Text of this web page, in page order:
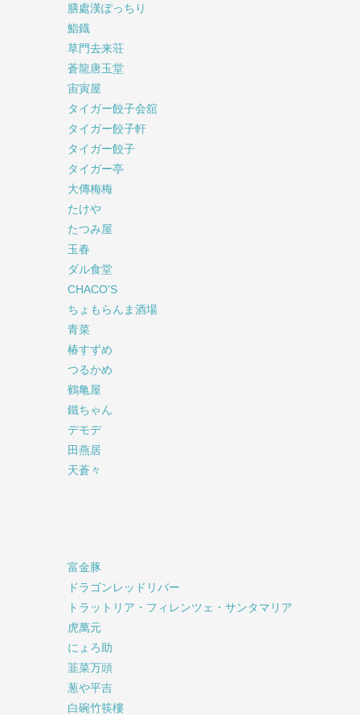
膳處漢ぽっちり
鮨鐡
草門去来荘
蒼龍唐玉堂
宙寅屋
タイガー餃子会舘
タイガー餃子軒
タイガー餃子
タイガー亭
大傳梅梅
たけや
たつみ屋
玉春
ダル食堂
CHACO'S
ちょもらんま酒場
青菜
椿すずめ
つるかめ
鶴亀屋
鐵ちゃん
デモデ
田燕居
天蒼々
富金豚
ドラゴンレッドリバー
トラットリア・フィレンツェ・サンタマリア
虎萬元
にょろ助
韮菜万頭
葱や平吉
白碗竹筷樓